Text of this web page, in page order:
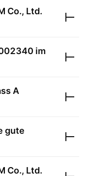
Co., Ltd.
im
A
gute
Co., Ltd.